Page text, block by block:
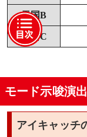
天国B
天国C
モード示唆演出
アイキャッチ